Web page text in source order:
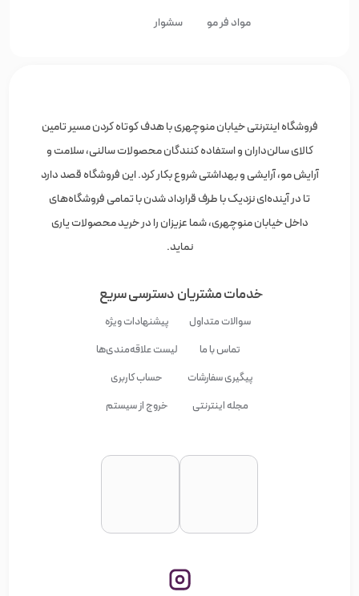
مواد فر مو
سشوار
فروشگاه اینترنتی خیابان منوچهری با هدف کوتاه کردن مسیر تامین
کالای سالن‌داران و استفاده کنندگان محصولات سالنی، سلامت و
آرایش مو، آرایشی و بهداشتی شروع بکار کرد. این فروشگاه قصد دارد
تا در آینده‌ای نزدیک با طرف قرارداد شدن با تمامی فروشگاه‌های
داخل خیابان منوچهری، شما عزیزان را در خرید محصولات یاری
نماید.
خدمات مشتریان
سوالات متداول
تماس با ما
پیگیری سفارشات
مجله اینترنتی
دسترسی سریع
پیشنهادات ویژه
لیست علاقه‌مندی‌ها
حساب کاربری
خروج از سیستم